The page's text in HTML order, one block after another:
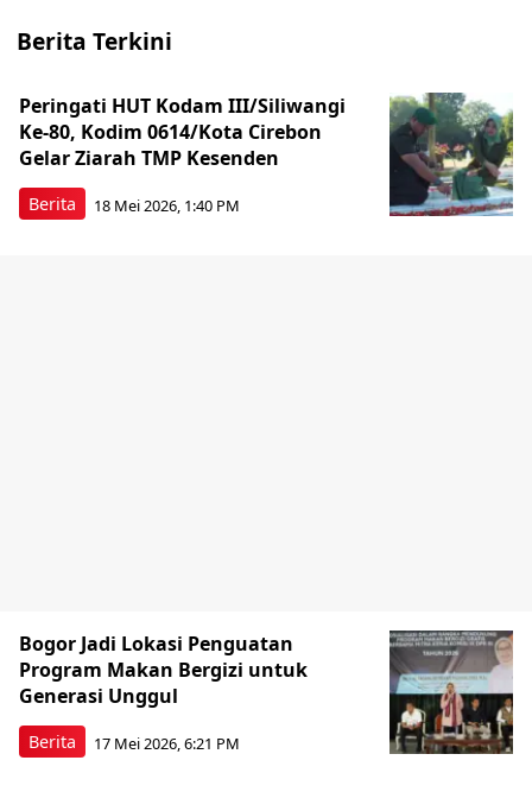
Berita Terkini
Berita
Peringati HUT Kodam III/Siliwangi
Ke-80, Kodim 0614/Kota Cirebon
Gelar Ziarah TMP Kesenden
18 Mei 2026, 1:40 PM
Berita
Bogor Jadi Lokasi Penguatan
Program Makan Bergizi untuk
Generasi Unggul
17 Mei 2026, 6:21 PM